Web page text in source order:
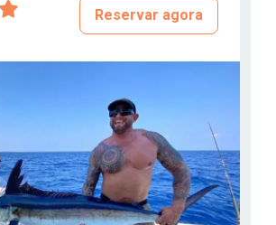
Reservar agora